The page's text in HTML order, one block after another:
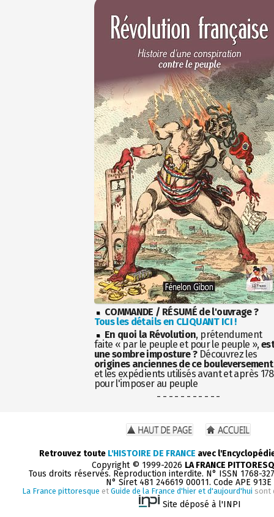
COMMANDE / RÉSUMÉ de l'ouvrage ?
Tous les détails en CLIQUANT ICI !
En quoi la Révolution, prétendument
faite « par le peuple et pour le peuple »,
une sombre imposture ?Découvrez les
origines anciennes de ce bouleversement
et les expédients utilisés avant et après
pour l'imposer au peuple
- - - - - - - - - - -
Retrouvez toute L'HISTOIRE DE FRANCE avec
Copyright © 1999-2026 LA FRANCE
Tous droits réservés. Reproduction interdite. N° ISSN 1768-
N° Siret 481 246619 00011. Code APE 913E
La France pittoresque et Guide de la France d'hier et d'aujourd'hui sont
Site déposé à l'INPI